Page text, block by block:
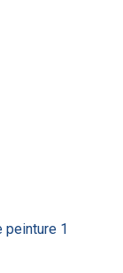
peinture 1